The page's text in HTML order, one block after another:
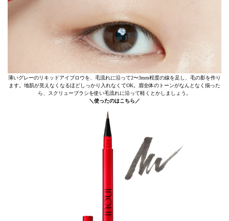
薄いグレーのリキッドアイブロウを、毛流れに沿って2〜3mm程度の線を足し、毛の影を作り
ます。地肌が見えなくなるほどしっかり入れなくてOK。眉全体のトーンがなんとなく揃った
ら、スクリューブラシを使い毛流れに沿って軽くとかしましょう。
＼使ったのはこちら／